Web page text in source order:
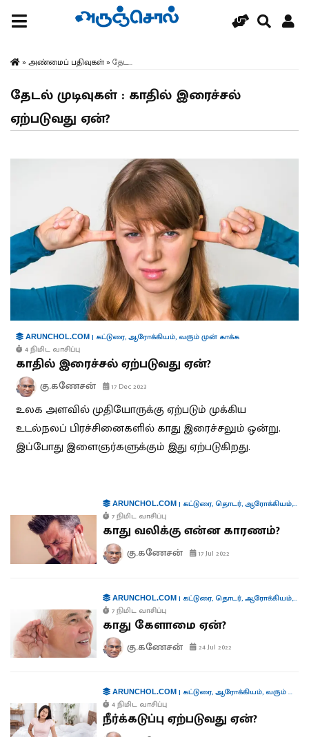
» அண்மைப் பதிவுகள்» தேட...
தேடல் முடிவுகள் : காதில் இரைச்சல்
ஏற்படுவது ஏன்?
ARUNCHOL.COM | கட்டுரை,ஆரோக்கியம், வரும் முன் காக்க
4 நிமிட வாசிப்பு
காதில் இரைச்சல் ஏற்படுவது ஏன்?
கு.கணேசன் 17 Dec 2023
உலக அளவில் முதியோருக்கு ஏற்படும் முக்கிய
உடல்நலப் பிரச்சினைகளில் காது இரைச்சலும் ஒன்று.
இப்போது இளைஞர்களுக்கும் இது ஏற்படுகிறது.
ARUNCHOL.COM| கட்டுரை,தொடர்,ஆரோக்கியம்,
7 நிமிட வாசிப்பு
காது வலிக்கு என்ன காரணம்?
கு.கணேசன் 17 Jul 2022
ARUNCHOL.COM| கட்டுரை,தொடர்,ஆரோக்கியம்,
7 நிமிட வாசிப்பு
காது கேளாமை ஏன்?
கு.கணேசன் 24 Jul 2022
ARUNCHOL.COM| கட்டுரை,ஆரோக்கியம், வரும் முன் காக்க
4 நிமிட வாசிப்பு
நீர்க்கடுப்பு ஏற்படுவது ஏன்?